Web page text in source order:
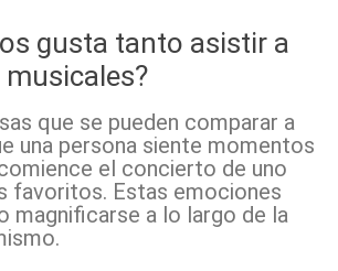
gusta tanto asistir a
que se pueden comparar a
una persona siente momentos
el concierto de uno
favoritos. Estas emociones
magnificarse a lo largo de la